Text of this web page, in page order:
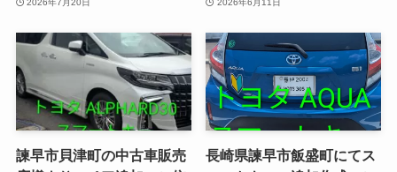
諫早市貝津町の中古車販売
長崎県諫早市飯盛町にてス